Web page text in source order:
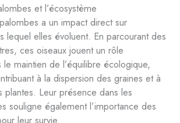
et l’écosystème
a un impact direct sur
lequel elles évoluent. En parcourant des
ces oiseaux jouent un rôle
le maintien de l’équilibre écologique,
à la dispersion des graines et à
plantes. Leur présence dans les
souligne également l’importance des
leur survie.